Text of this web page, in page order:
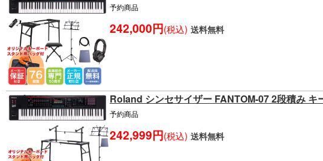
予約商品
242,000円(税込) 送料無料
Roland シンセサイザー FANTOM-07 2段積み キ
予約商品
242,999円(税込) 送料無料